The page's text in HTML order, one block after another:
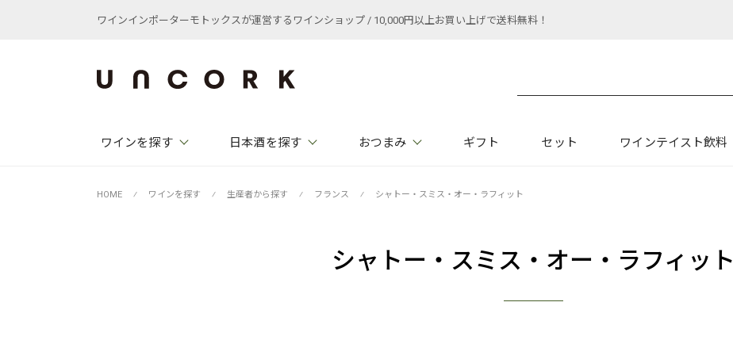
ワインインポーターモトックスが運営するワインショップ / 10,000円以上お買い上げで送料無料！
ワインを探す 日本酒を探す おつまみ ギフト セット ワインテイスト飲料
HOME ⁄ ワインを探す ⁄ 生産者から探す ⁄ フランス ⁄ シャトー・スミス・オー・ラフィット
シャトー・スミス・オー・ラフィット